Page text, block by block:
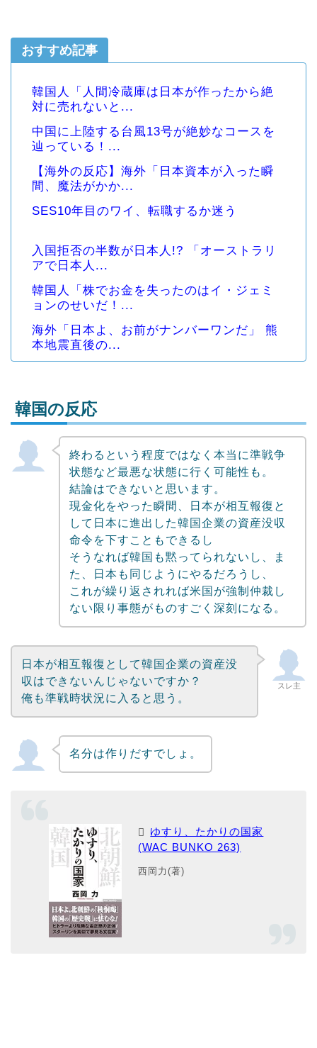
おすすめ記事
韓国人「人間冷蔵庫は日本が作ったから絶
対に売れないと...
中国に上陸する台風13号が絶妙なコースを
辿っている！...
【海外の反応】海外「日本資本が入った瞬
間、魔法がかか...
SES10年目のワイ、転職するか迷う
入国拒否の半数が日本人!? 「オーストラリ
アで日本人...
韓国人「株でお金を失ったのはイ・ジェミ
ョンのせいだ！...
海外「日本よ、お前がナンバーワンだ」 熊
本地震直後の...
Powered by livedoor 相互RSS
韓国の反応
終わるという程度ではなく本当に準戦争
状態など最悪な状態に行く可能性も。
結論はできないと思います。
現金化をやった瞬間、日本が相互報復と
して日本に進出した韓国企業の資産没収
命令を下すこともできるし
そうなれば韓国も黙ってられないし、ま
た、日本も同じようにやるだろうし、
これが繰り返されれば米国が強制仲裁し
ない限り事態がものすごく深刻になる。
スレ主
日本が相互報復として韓国企業の資産没
収はできないんじゃないですか？
俺も準戦時状況に入ると思う。
名分は作りだすでしょ。
ゆすり、たかりの国家
(WAC BUNKO 263)
西岡力(著)